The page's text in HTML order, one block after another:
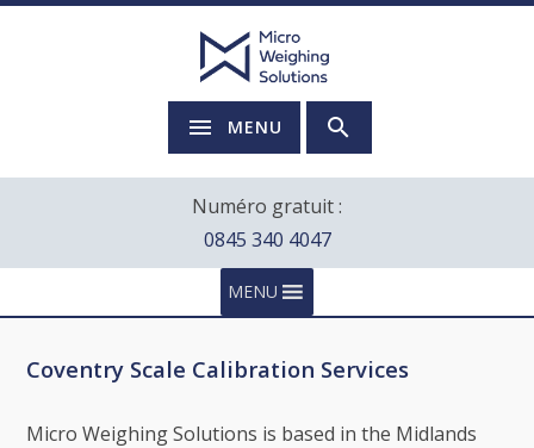
MENU
Numéro gratuit :
0845 340 4047
MENU
Coventry Scale Calibration Services
Micro Weighing Solutions is based in the Midlands